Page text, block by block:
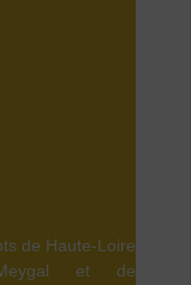
de Haute-Loire
et de